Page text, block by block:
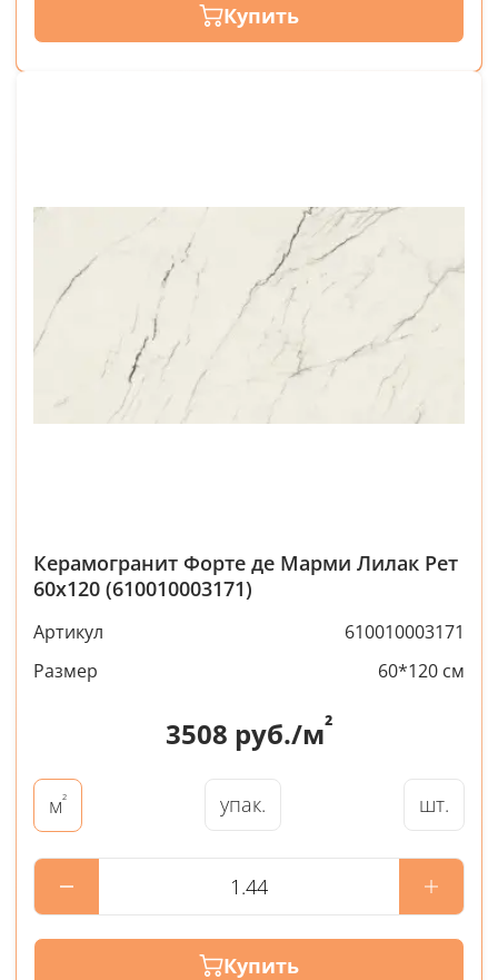
Купить
Керамогранит Форте де Марми Лилак Рет
60x120 (610010003171)
Артикул
610010003171
Размер
60*120 см
3508 руб./м²
м² упак. шт.
Купить